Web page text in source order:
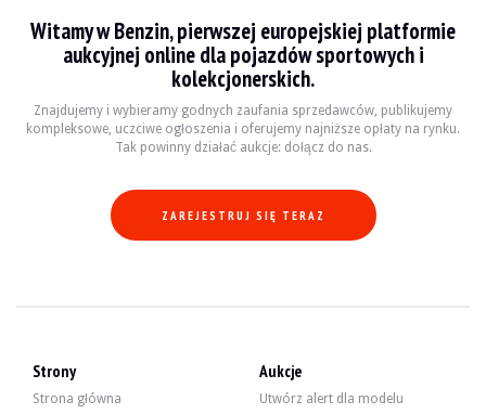
Odkryj wszystkie nasze ogłoszenia o sprzedaży Pratt & Whitney Autres.
Pratt & Whitney Autres — Sprzedane
Pratt & Whitney Wasp Jr. R-985
Witamy w Benzin, pierwszej europejskiej platformie
aukcyjnej online dla pojazdów sportowych i
kolekcjonerskich.
Znajdujemy i wybieramy godnych zaufania sprzedawców, publikujemy
kompleksowe, uczciwe ogłoszenia i oferujemy najniższe opłaty na rynku.
Tak powinny działać aukcje: dołącz do nas.
ZAREJESTRUJ SIĘ TERAZ
Strony
Strona główna
Aukcje
Utwórz alert dla modelu